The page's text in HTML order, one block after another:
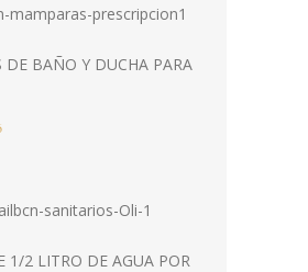
DE BAÑO Y DUCHA PARA
1/2 LITRO DE AGUA POR